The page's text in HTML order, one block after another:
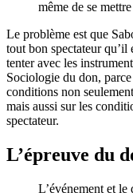
même de se
Le problème est que
tout bon spectateur qu’il
tenter avec les
Sociologie du don,
conditions non
mais aussi sur les
spectateur.
L’épreuve du
L’événement et